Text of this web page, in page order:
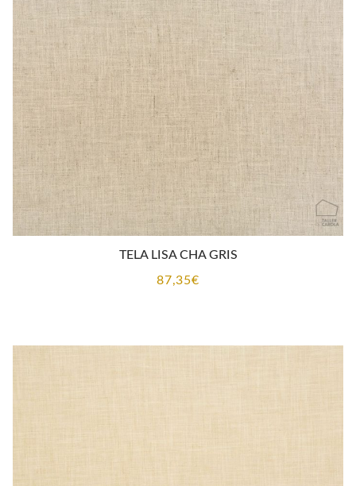
TELA LISA CHA GRIS
87,35€